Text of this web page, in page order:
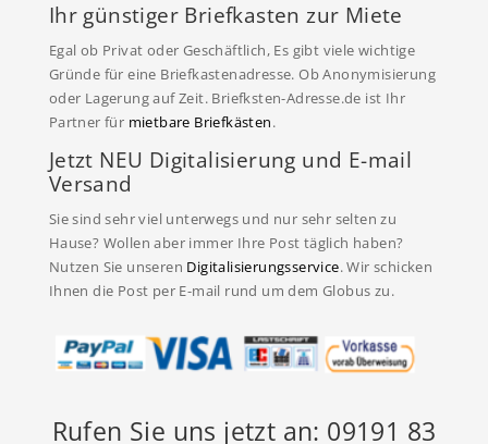
Ihr günstiger Briefkasten zur Miete
Egal ob Privat oder Geschäftlich, Es gibt viele wichtige
Gründe für eine Briefkastenadresse. Ob Anonymisierung
oder Lagerung auf Zeit. Briefksten-Adresse.de ist Ihr
Partner für mietbare Briefkästen.
Jetzt NEU Digitalisierung und E-mail
Versand
Sie sind sehr viel unterwegs und nur sehr selten zu
Hause? Wollen aber immer Ihre Post täglich haben?
Nutzen Sie unseren Digitalisierungsservice. Wir schicken
Ihnen die Post per E-mail rund um dem Globus zu.
Rufen Sie uns jetzt an: 09191 83